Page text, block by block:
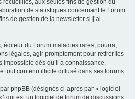
recueillies, aux seules fins de gestion du
de statistiques concernant le Forum
de gestion de la newsletter si j’ai
éditeur du Forum maladies rares, pourra,
légales, agir promptement pour retirer les
impossible dès qu’il a connaissance,
tout contenu illicite diffusé dans ses forums.
phpBB (désignés ci-après par « logiciel
qui est un logiciel de forum de discussions